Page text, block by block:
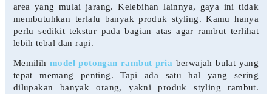
area yang mulai jarang. Kelebihan lainnya, gaya ini tidak
membutuhkan terlalu banyak produk styling. Kamu hanya
perlu sedikit tekstur pada bagian atas agar rambut terlihat
lebih tebal dan rapi.
Memilihmodel potongan rambut pria berwajah bulat yang
tepat memang penting. Tapi ada satu hal yang sering
dilupakan banyak orang, yakni produk styling rambut.